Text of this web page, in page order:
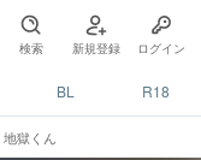
検索 新規登録 ログイン
BL R18
地獄くん